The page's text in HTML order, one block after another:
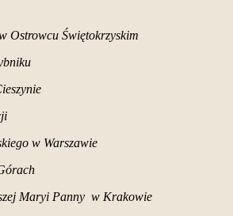
Ostrowcu Świętokrzyskim
w Warszawie
Maryi Panny w Krakowie